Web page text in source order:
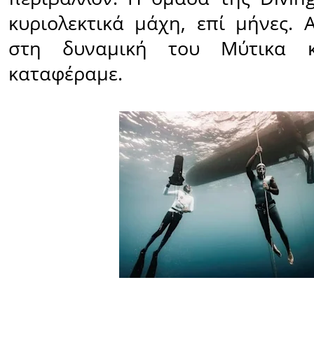
κυριολεκτικά μάχη, επί μήνες.
στη δυναμική του Μύτικα
καταφέραμε.